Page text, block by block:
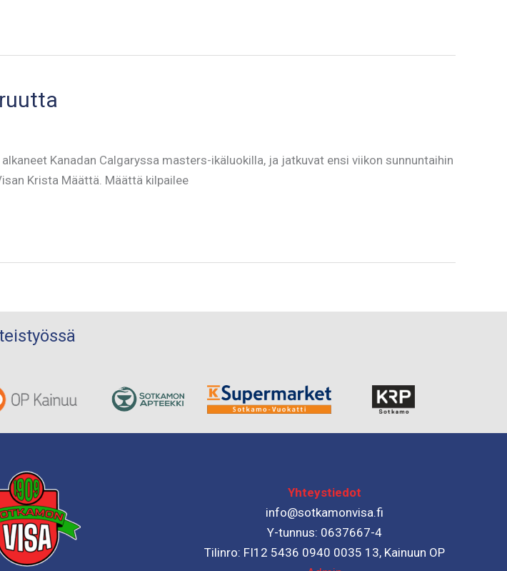
Kanadan Calgaryssa masters-ikäluokilla, ja jatkuvat ensi viikon sunnuntaihin
Krista Määttä. Määttä kilpailee
Yhteystiedot
info@sotkamonvisa.fi
Y-tunnus: 0637667-4
Tilinro: FI12 5436 0940 0035 13, Kainuun OP